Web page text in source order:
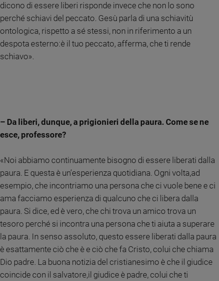
Video
Podcast
Privacy
Contatti
Pubblicità
Registrati
Redazione
Social
dicono di essere liberi risponde invece che non lo sono
perché schiavi del peccato. Gesù parla di una schiavitù
ontologica, rispetto a sé stessi, non in riferimento a un
despota esterno:è il tuo peccato, afferma, che ti rende
schiavo».
– Da liberi, dunque, a prigionieri della paura. Come se ne
esce, professore?
«Noi abbiamo continuamente bisogno di essere liberati dalla
paura. E questa è un’esperienza quotidiana. Ogni volta,ad
esempio, che incontriamo una persona che ci vuole bene e ci
ama facciamo esperienza di qualcuno che ci libera dalla
paura. Si dice, ed è vero, che chi trova un amico trova un
tesoro perché si incontra una persona che ti aiuta a superare
la paura. In senso assoluto, questo essere liberati dalla paura
è esattamente ciò che è e ciò che fa Cristo, colui che chiama
Dio padre. La buona notizia del cristianesimo è che il giudice
coincide con il salvatore,il giudice è padre, colui che ti